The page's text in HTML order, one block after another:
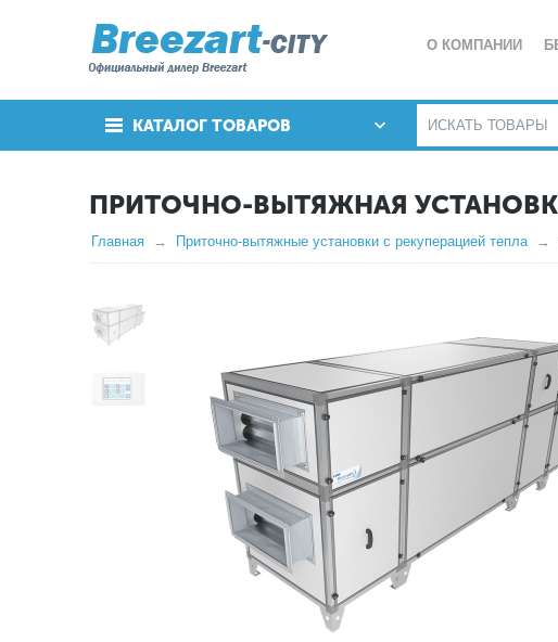
О КОМПАНИИ
КАТАЛОГ ТОВАРОВ
ПРИТОЧНО-ВЫТЯЖНАЯ УСТАНОВКА
Главная Приточно-вытяжные установки с рекуперацией тепла